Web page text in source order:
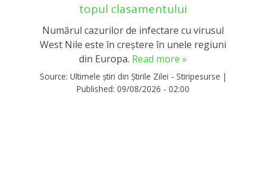
topul clasamentului
Numărul cazurilor de infectare cu virusul
West Nile este în creştere în unele regiuni
din Europa. Read more »
Source: Ultimele știri din Știrile Zilei - Stiripesurse |
Published: 09/08/2026 - 02:00